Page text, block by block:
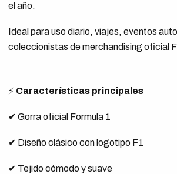
el año.
Ideal para uso diario, viajes, eventos
coleccionistas de merchandising oficial
⚡ Características principales
✔ Gorra oficial Formula 1
✔ Diseño clásico con logotipo F1
✔ Tejido cómodo y suave